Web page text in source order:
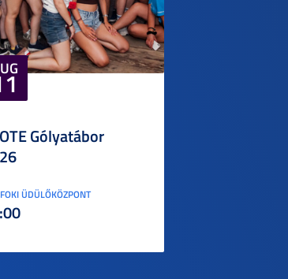
Gólyatábor
ÜDÜLŐKÖZPONT